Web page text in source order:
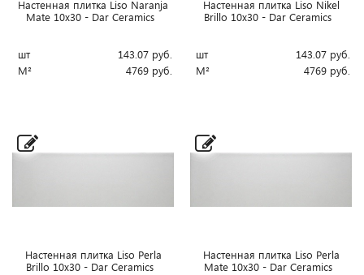
Настенная плитка Liso Naranja
Mate 10x30 - Dar Ceramics
шт 143.07 руб.
М²
4769 руб.
Настенная плитка Liso Nikel
Brillo 10x30 - Dar Ceramics
шт 143.07 руб.
М²
4769 руб.
Настенная плитка Liso Perla
Brillo 10x30 - Dar Ceramics
Настенная плитка Liso Perla
Mate 10x30 - Dar Ceramics